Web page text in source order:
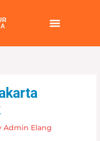
Admin Elang